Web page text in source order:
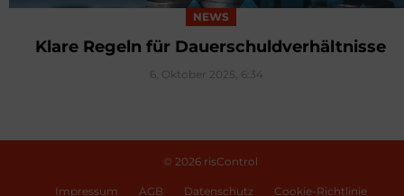
NEWS
Klare Regeln für Dauerschuldverhältnisse
6. Oktober 2025, 6:34
© 2026 risControl
Impressum AGB Datenschutz Cookie-Richtlinie